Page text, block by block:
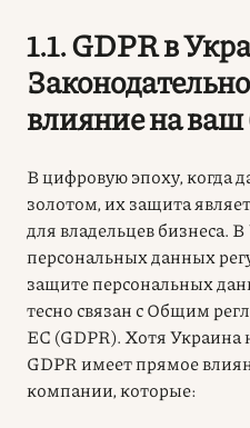
1.1. GDPR в
влияние на ваш
В цифровую эпоху, когда
золотом, их защита
для владельцев бизнеса.
персональных данных
защите персональных
тесно связан с Общим
ЕС (GDPR). Хотя Украина
GDPR имеет прямое
компании, которые: